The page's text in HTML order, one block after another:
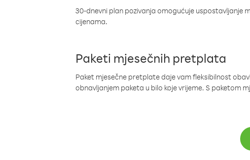
30-dnevni plan pozivanja omogućuje uspostavljanje
cijenama.
Paketi mjesečnih pretplata
Paket mjesečne pretplate daje vam fleksibilnost
obnavljanjem paketa u bilo koje vrijeme. S paketom